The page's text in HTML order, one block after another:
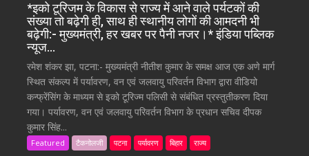
*इको टूरिजम के विकास से राज्य में आने वाले पर्यटकों की
संख्या तो बढ़ेगी ही, साथ ही स्थानीय लोगों की आमदनी भी
बढ़ेगी:- मुख्यमंत्री, हर खबर पर पैनी नजर।* इंडिया पब्लिक
न्यूज…
रमेश शंकर झा, पटना:- मुख्यमंत्री नीतीश कुमार के समक्ष आज एक अणे मार्ग
स्थित संकल्प में पर्यावरण, वन एवं जलवायु परिवर्तन विभाग द्वारा वीडियो
कन्फ्रेंसिंग के माध्यम से इको टूरिज्म पलिसी से संबंधित प्रस्तुतीकरण दिया
गया। पर्यावरण, वन एवं जलवायु परिवर्तन विभाग के प्रधान सचिव दीपक
कुमार सिंह...
Featured टैकनोलजी पटना पर्यावरण बिहार राज्य